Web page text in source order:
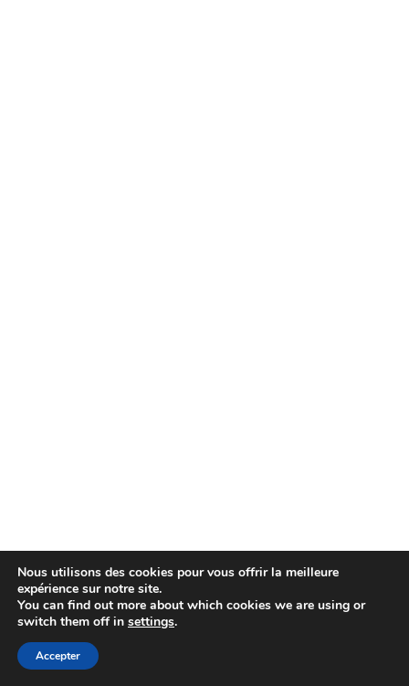
Nous utilisons des cookies pour vous offrir la meilleure
expérience sur notre site.
You can find out more about which cookies we are using or
switch them off in settings.
Accepter